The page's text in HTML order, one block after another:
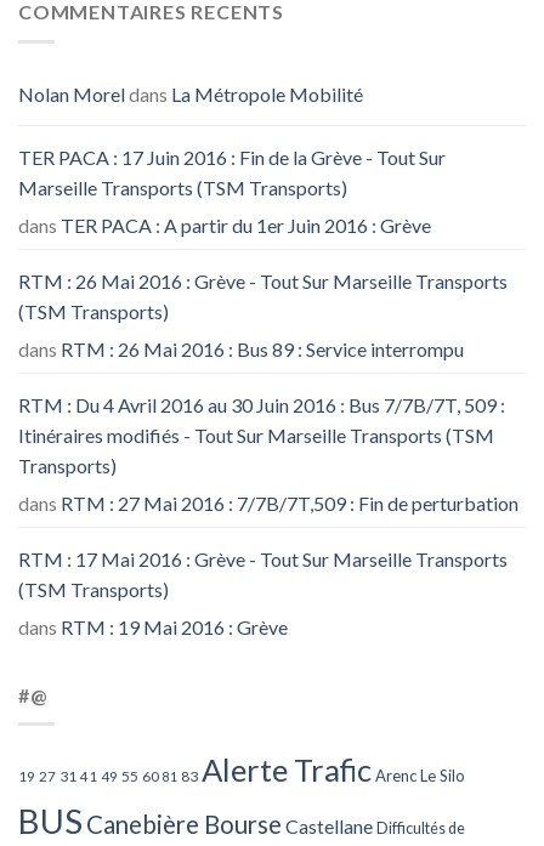
COMMENTAIRES RECENTS
Nolan Moreldans La Métropole Mobilité
TER PACA : 17 Juin 2016 : Fin de la Grève - Tout Sur
Marseille Transports (TSM Transports)
dans TER PACA : A partir du 1er Juin 2016 : Grève
RTM : 26 Mai 2016 : Grève - Tout Sur Marseille Transports
(TSM Transports)
dans RTM : 26 Mai 2016 : Bus 89 : Service interrompu
RTM : Du 4 Avril 2016 au 30 Juin 2016 : Bus 7/7B/7T, 509 :
Itinéraires modifiés - Tout Sur Marseille Transports (TSM
Transports)
dans RTM : 27 Mai 2016 : 7/7B/7T,509 : Fin de perturbation
RTM : 17 Mai 2016 : Grève - Tout Sur Marseille Transports
(TSM Transports)
dans RTM : 19 Mai 2016 : Grève
#@
19 27 31 41 49 55 60 81 83 Alerte TraficArenc Le Silo
BUS Canebière Bourse Castellane Difficultés de